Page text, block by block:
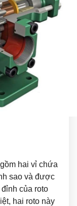
hai vỉ chứa
sao và được
của roto
hai roto này